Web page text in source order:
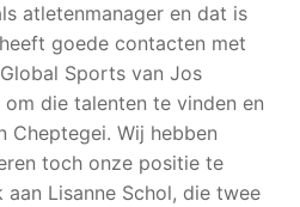
atletenmanager en dat is
goede contacten met
Sports van Jos
om die talenten te vinden en
Cheptegei. Wij hebben
toch onze positie te
Lisanne Schol, die twee